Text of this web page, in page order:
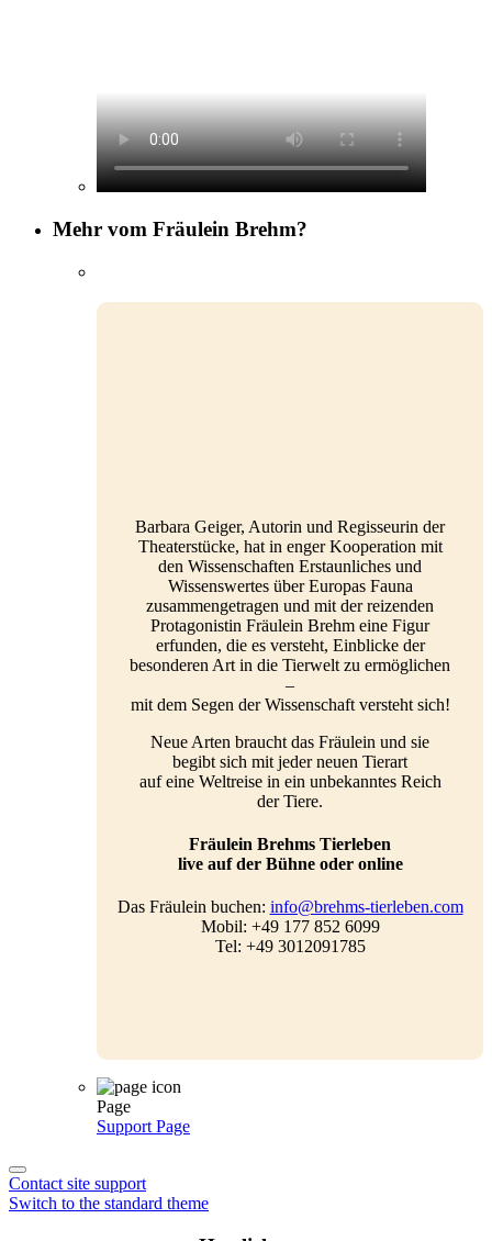
Mehr vom Fräulein Brehm?
Barbara Geiger, Autorin und Regisseurin der
Theaterstücke, hat in enger Kooperation mit
den Wissenschaften Erstaunliches und
Wissenswertes über Europas Fauna
zusammengetragen und mit der reizenden
Protagonistin Fräulein Brehm eine Figur
erfunden, die es versteht, Einblicke der
besonderen Art in die Tierwelt zu ermöglichen
–
mit dem Segen der Wissenschaft versteht sich!
Neue Arten braucht das Fräulein und sie
begibt sich mit jeder neuen Tierart
auf eine Weltreise in ein unbekanntes Reich
der Tiere.
Fräulein Brehms Tierleben
live auf der Bühne oder online
Das Fräulein buchen: info@brehms-tierleben.com
Mobil: +49 177 852 6099
Tel: +49 3012091785
Page
Support Page
Contact site support
Switch to the standard theme